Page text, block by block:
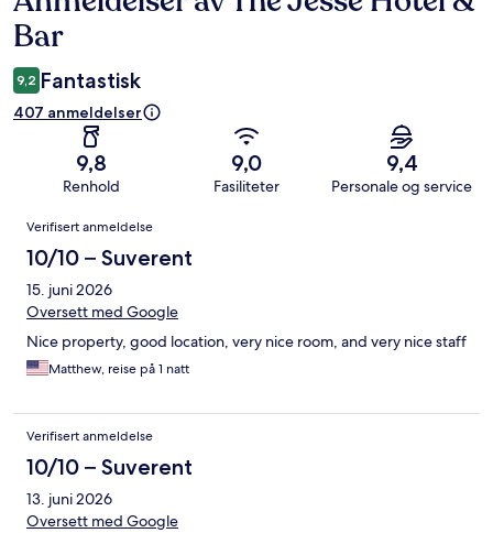
Bar
9,2 Fantastisk
407 anmeldelser
9,8
Renhold
9,0
Fasiliteter
9,4
Personale og service
Anmeldelser
Verifisert anmeldelse
10/10 – Suverent
15. juni 2026
Oversett med Google
Nice property, good location, very nice room, and very nice staff
Matthew, reise på 1 natt
Verifisert anmeldelse
10/10 – Suverent
13. juni 2026
Oversett med Google